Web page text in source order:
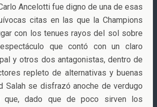
Ancelotti fue digno de una de esas
citas en las que la Champions
con los tenues rayos del sol sobre
que contó con un claro
y otros dos antagonistas, dentro de
repleto de alternativas y buenas
Salah se disfrazó anoche de verdugo
que, dado que de poco sirven los